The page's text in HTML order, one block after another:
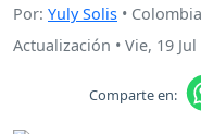
Por: Yuly Solis •
Actualización • Vie, 19
Comparte en: